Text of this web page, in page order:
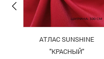
АТЛАС SUNSHINE
"КРАСНЫЙ"